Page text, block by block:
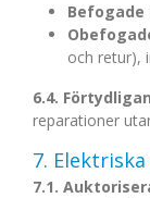
Befogade
och retur),
6.4.
reparationer
7.
7.1.